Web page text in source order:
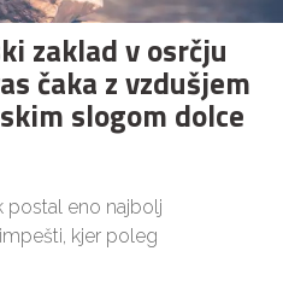
zaklad v osrčju
čaka z vzdušjem
slogom dolce
postal eno najbolj
kjer poleg